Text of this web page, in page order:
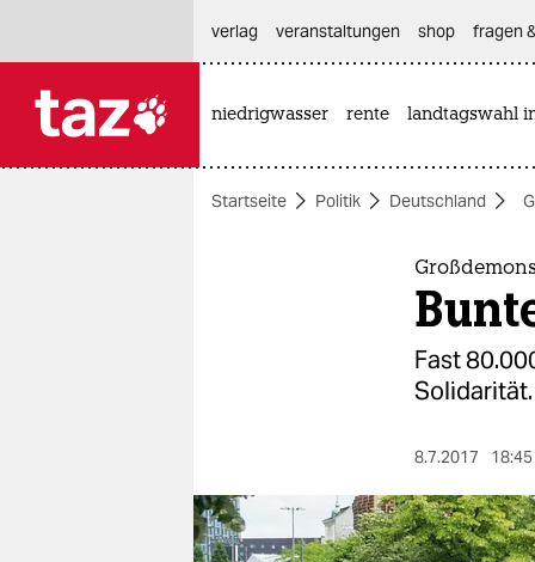
themen
berlin
verlag
veranstaltungen shop fragen
niedrigwasser rente landtagswahl
Startseite Politik Deutschland
Fast
Solidarität.
8.7.2017